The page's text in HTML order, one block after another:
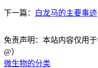
下一篇： 白龙马的主要事迹
免责声明：本站内容仅用
@）
微生物的分类